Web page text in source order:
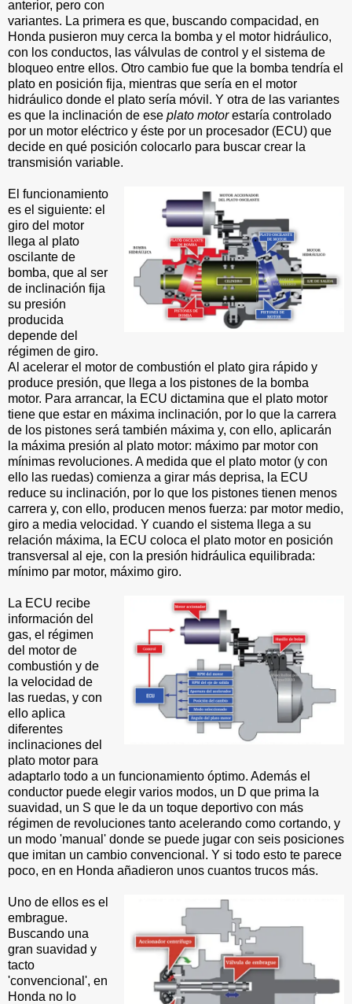
anterior, pero con
variantes. La primera es que, buscando compacidad, en
Honda pusieron muy cerca la bomba y el motor hidráulico,
con los conductos, las válvulas de control y el sistema de
bloqueo entre ellos. Otro cambio fue que la bomba tendría el
plato en posición fija, mientras que sería en el motor
hidráulico donde el plato sería móvil. Y otra de las variantes
es que la inclinación de ese plato motorestaría controlado
por un motor eléctrico y éste por un procesador (ECU) que
decide en qué posición colocarlo para buscar crear la
transmisión variable.
El funcionamiento
es el siguiente: el
giro del motor
llega al plato
oscilante de
bomba, que al ser
de inclinación fija
su presión
producida
depende del
régimen de giro.
Al acelerar el motor de combustión el plato gira rápido y
produce presión, que llega a los pistones de la bomba
motor. Para arrancar, la ECU dictamina que el plato motor
tiene que estar en máxima inclinación, por lo que la carrera
de los pistones será también máxima y, con ello, aplicarán
la máxima presión al plato motor: máximo par motor con
mínimas revoluciones. A medida que el plato motor (y con
ello las ruedas) comienza a girar más deprisa, la ECU
reduce su inclinación, por lo que los pistones tienen menos
carrera y, con ello, producen menos fuerza: par motor medio,
giro a media velocidad. Y cuando el sistema llega a su
relación máxima, la ECU coloca el plato motor en posición
transversal al eje, con la presión hidráulica equilibrada:
mínimo par motor, máximo giro.
La ECU recibe
información del
gas, el régimen
del motor de
combustión y de
la velocidad de
las ruedas, y con
ello aplica
diferentes
inclinaciones del
plato motor para
adaptarlo todo a un funcionamiento óptimo. Además el
conductor puede elegir varios modos, un D que prima la
suavidad, un S que le da un toque deportivo con más
régimen de revoluciones tanto acelerando como cortando, y
un modo 'manual' donde se puede jugar con seis posiciones
que imitan un cambio convencional. Y si todo esto te parece
poco, en en Honda añadieron unos cuantos trucos más.
Uno de ellos es el
embrague.
Buscando una
gran suavidad y
tacto
'convencional', en
Honda no lo